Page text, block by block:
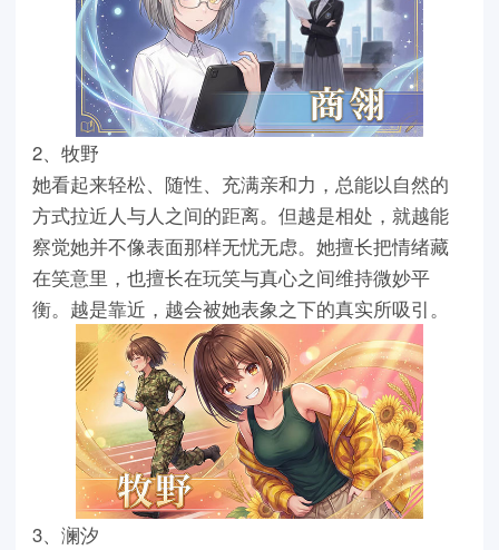
2、牧野
她看起来轻松、随性、充满亲和力，总能以自然的
方式拉近人与人之间的距离。但越是相处，就越能
察觉她并不像表面那样无忧无虑。她擅长把情绪藏
在笑意里，也擅长在玩笑与真心之间维持微妙平
衡。越是靠近，越会被她表象之下的真实所吸引。
3、澜汐